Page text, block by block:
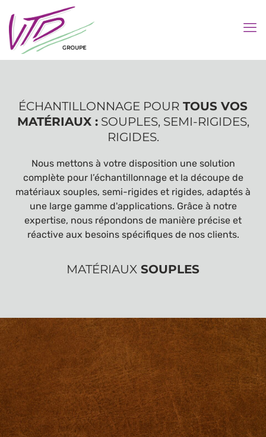
ÉCHANTILLONNAGE POUR TOUS VOS
MATÉRIAUX :SOUPLES, SEMI-RIGIDES,
RIGIDES.
Nous mettons à votre disposition une solution
complète pour l’échantillonnage et la découpe de
matériaux souples, semi-rigides et rigides, adaptés à
une large gamme d'applications. Grâce à notre
expertise, nous répondons de manière précise et
réactive aux besoins spécifiques de nos clients.
MATÉRIAUX SOUPLES